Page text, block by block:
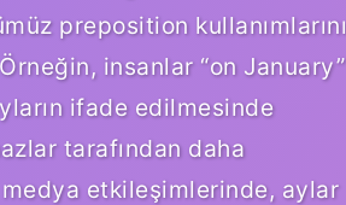
preposition kullanımlarını
insanlar “on January”
ifade edilmesinde
tarafından daha
etkileşimlerinde, aylar